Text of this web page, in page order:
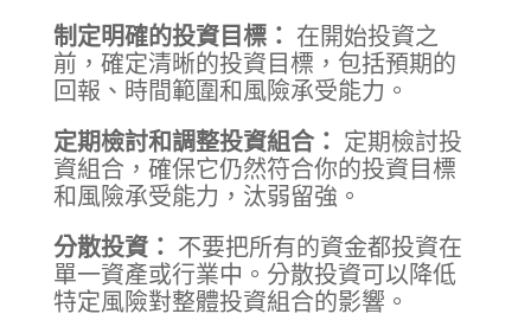
制定明確的投資目標： 在開始投資之
前，確定清晰的投資目標，包括預期的
回報、時間範圍和風險承受能力。
定期檢討和調整投資組合： 定期檢討投
資組合，確保它仍然符合你的投資目標
和風險承受能力，汰弱留強。
分散投資： 不要把所有的資金都投資在
單一資產或行業中。分散投資可以降低
特定風險對整體投資組合的影響。